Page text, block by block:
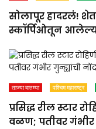
सोलापूर हादरलं!
स्कॉर्पिओतून
ताज्या बातम्या पश्चिम महाराष्ट्र
प्रसिद्ध रील स्टार
वळण; पतीवर गंभीर